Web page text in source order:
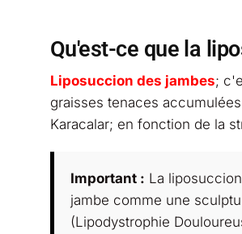
Qu'est-ce que la
Liposuccion des jambes;
graisses tenaces
Karacalar; en fonction de la
Important : La
jambe comme une
(Lipodystrophie